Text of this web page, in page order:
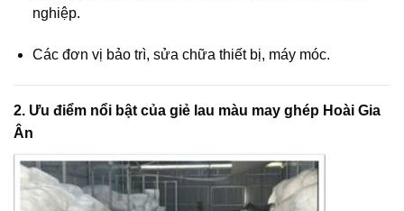
nghiệp.
Các đơn vị bảo trì, sửa chữa thiết bị, máy móc.
2. Ưu điểm nổi bật của giẻ lau màu may ghép Hoài Gia
Ân